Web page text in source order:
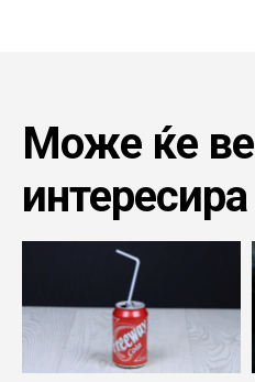
Може ќе ве
интересира